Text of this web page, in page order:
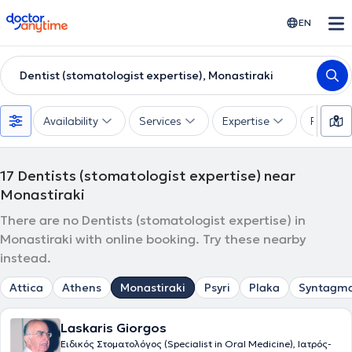
doctoranytime EN
Dentist (stomatologist expertise), Monastiraki
Availability Services Expertise
17 Dentists (stomatologist expertise) near
Monastiraki
There are no Dentists (stomatologist expertise) in
Monastiraki with online booking. Try these nearby
instead.
Attica Athens Monastiraki Psyri Plaka
Laskaris Giorgos
Ειδικός Στοματολόγος (Specialist in Oral Medicine), Ιατρός-